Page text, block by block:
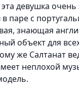
девушка очень
паре с
знающая
объект для
же Салтанат
неплохой